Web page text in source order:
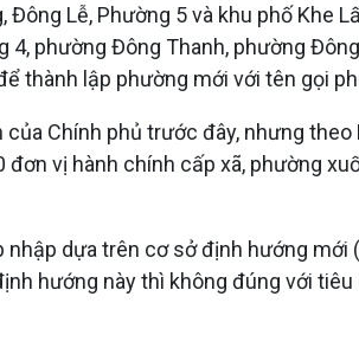
Lễ, Phường 5 và khu phố Khe
phường Đông Thanh, phường
thành lập phường mới với tên gọi
Chính phủ trước đây, nhưng
vị hành chính cấp xã, phường
dựa trên cơ sở định hướng
hướng này thì không đúng với